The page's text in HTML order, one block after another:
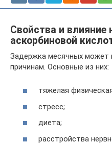
Свойства и влияние
аскорбиновой
Задержка месячных может
причинам. Основные из них:
тяжелая
стресс;
диета;
расстройства